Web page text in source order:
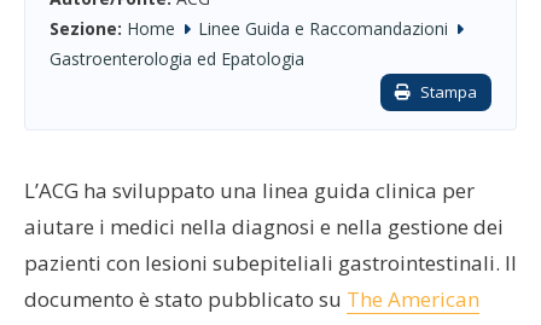
Sezione: Home
Linee Guida e Raccomandazioni
Gastroenterologia ed Epatologia
Stampa
L’ACG ha sviluppato una linea guida clinica per
aiutare i medici nella diagnosi e nella gestione dei
pazienti con lesioni subepiteliali gastrointestinali. Il
documento è stato pubblicato su The American